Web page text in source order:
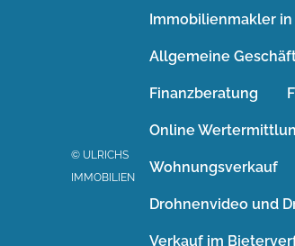
© ULRICHS
IMMOBILIEN
Immobilienmakler
Allgemeine
Finanzberatung
Online
Wohnungsverkauf
Drohnenvideo und
Verkauf im